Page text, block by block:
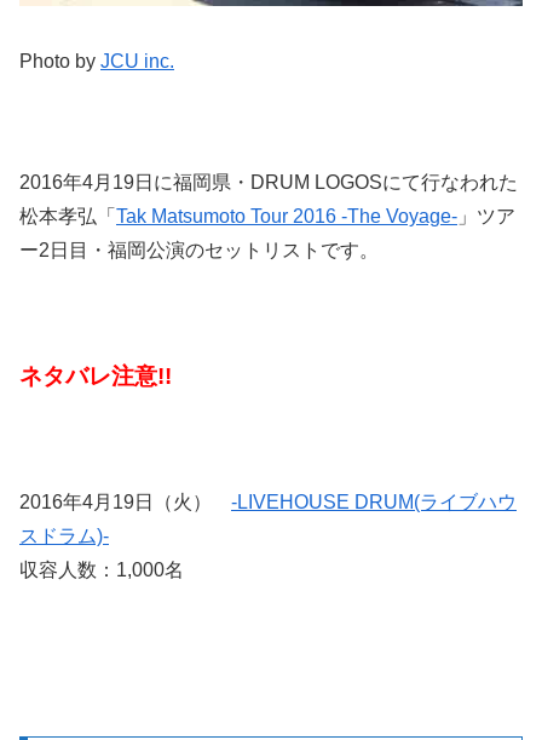
Photo by JCU inc.
2016年4月19日に福岡県・DRUM LOGOSにて行なわれた
松本孝弘「 Tak Matsumoto Tour 2016 -The Voyage- 」ツア
ー2日目・福岡公演のセットリストです。
ネタバレ注意!!
2016年4月19日（火） -LIVEHOUSE DRUM(ライブハウ
スドラム)-
収容人数：1,000名